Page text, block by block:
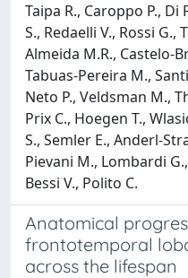
Taipa R., Caroppo P., Di
S., Redaelli V., Rossi G.,
Almeida M.R., Castelo-
Tabuas-Pereira M.,
Neto P., Veldsman M.,
Prix C., Hoegen T.,
S., Semler E., Anderl-
Pievani M., Lombardi
Bessi V., Polito C.
Anatomical
frontotemporal
across the lifespan